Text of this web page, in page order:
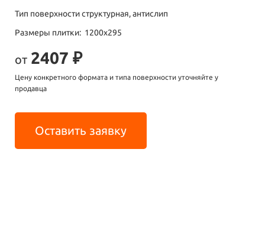
Тип поверхности структурная, антислип
Размеры плитки: 1200х295
от 2407 ₽
Цену конкретного формата и типа поверхности уточняйте у
продавца
Оставить заявку